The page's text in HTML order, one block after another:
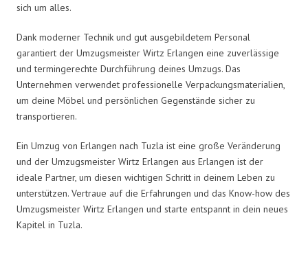
sich um alles.
Dank moderner Technik und gut ausgebildetem Personal
garantiert der Umzugsmeister Wirtz Erlangen eine zuverlässige
und termingerechte Durchführung deines Umzugs. Das
Unternehmen verwendet professionelle Verpackungsmaterialien,
um deine Möbel und persönlichen Gegenstände sicher zu
transportieren.
Ein Umzug von Erlangen nach Tuzla ist eine große Veränderung
und der Umzugsmeister Wirtz Erlangen aus Erlangen ist der
ideale Partner, um diesen wichtigen Schritt in deinem Leben zu
unterstützen. Vertraue auf die Erfahrungen und das Know-how des
Umzugsmeister Wirtz Erlangen und starte entspannt in dein neues
Kapitel in Tuzla.